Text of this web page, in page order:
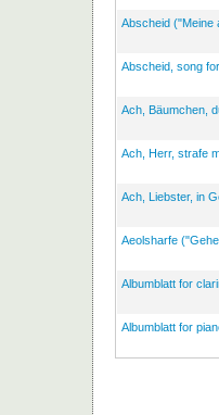
Abscheid ("Meine
Abscheid, song
Ach, Bäumchen,
Ach, Herr, strafe
Ach, Liebster, in
Aeolsharfe
Albumblatt for
Albumblatt for